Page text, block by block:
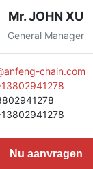
Mr. JOHN XU
General Manager
chain.com
Nu aanvragen